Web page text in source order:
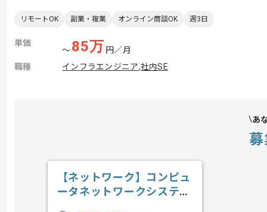
リモートOK 副業・複業 オンライン商談OK 週3日
単価
〜85万 円／月
職種
インフラエンジニア,社内SE
あ
【ネットワーク】コンピュ
ータネットワークシステム